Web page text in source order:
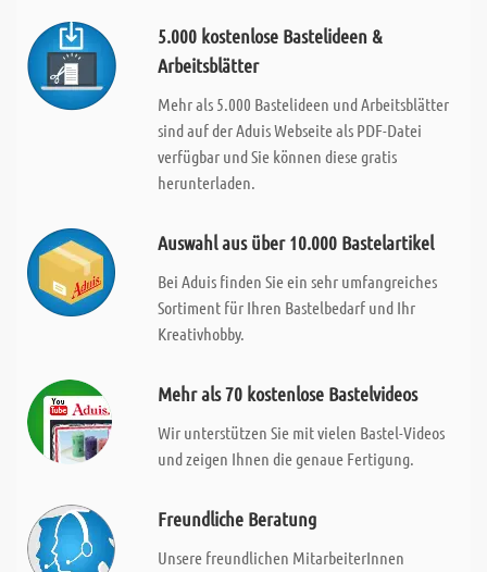
5.000 kostenlose Bastelideen &
Arbeitsblätter
Mehr als 5.000 Bastelideen und Arbeitsblätter
sind auf der Aduis Webseite als PDF-Datei
verfügbar und Sie können diese gratis
herunterladen.
Auswahl aus über 10.000 Bastelartikel
Bei Aduis finden Sie ein sehr umfangreiches
Sortiment für Ihren Bastelbedarf und Ihr
Kreativhobby.
Mehr als 70 kostenlose Bastelvideos
Wir unterstützen Sie mit vielen Bastel-Videos
und zeigen Ihnen die genaue Fertigung.
Freundliche Beratung
Unsere freundlichen MitarbeiterInnen